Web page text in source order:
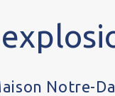
Notre-